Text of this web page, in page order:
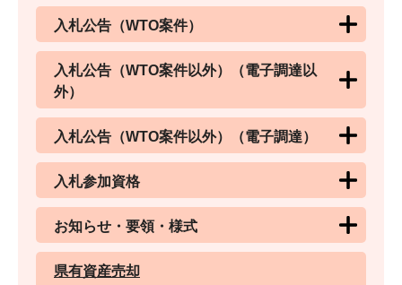
入札公告（WTO案件）
入札公告（WTO案件以外）（電子調達以
外）
入札公告（WTO案件以外）（電子調達）
入札参加資格
お知らせ・要領・様式
県有資産売却